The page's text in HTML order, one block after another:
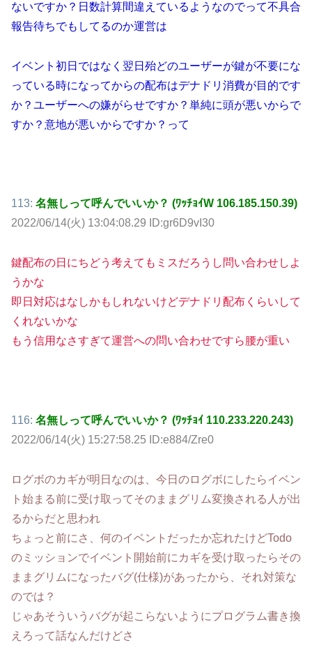
ないですか？日数計算間違えているようなのでって不具合
報告待ちでもしてるのか運営は
イベント初日ではなく翌日殆どのユーザーが鍵が不要にな
っている時になってからの配布はデナドリ消費が目的です
か？ユーザーへの嫌がらせですか？単純に頭が悪いからで
すか？意地が悪いからですか？って
113: 名無しって呼んでいいか？ (ﾜｯﾁｮｲW 106.185.150.39)
2022/06/14(火) 13:04:08.29 ID:gr6D9vI30
鍵配布の日にちどう考えてもミスだろうし問い合わせしよ
うかな
即日対応はなしかもしれないけどデナドリ配布くらいして
くれないかな
もう信用なさすぎて運営への問い合わせですら腰が重い
116: 名無しって呼んでいいか？ (ﾜｯﾁｮｲ 110.233.220.243)
2022/06/14(火) 15:27:58.25 ID:e884/Zre0
ログボのカギが明日なのは、今日のログボにしたらイベン
ト始まる前に受け取ってそのままグリム変換される人が出
るからだと思われ
ちょっと前にさ、何のイベントだったか忘れたけどTodo
のミッションでイベント開始前にカギを受け取ったらその
ままグリムになったバグ(仕様)があったから、それ対策な
のでは？
じゃあそういうバグが起こらないようにプログラム書き換
えろって話なんだけどさ